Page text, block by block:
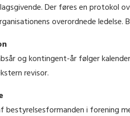
Der føres en protokol
overordnede
og kontingent-år følger
revisor.
bestyrelsesformanden i forening